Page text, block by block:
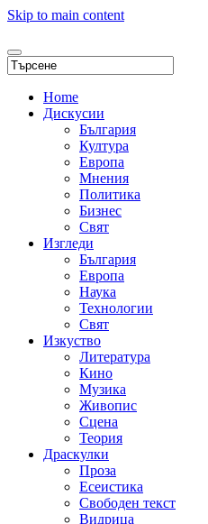
Skip to main content
Home
Дискусии
България
Култура
Европа
Мнения
Политика
Бизнес
Свят
Изгледи
България
Европа
Наука
Технологии
Свят
Изкуство
Литература
Кино
Музика
Живопис
Сцена
Теория
Драскулки
Проза
Есеистика
Свободен текст
Видрица